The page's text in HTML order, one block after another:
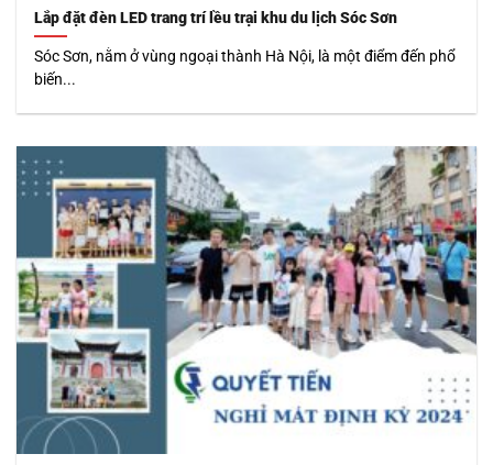
Lắp đặt đèn LED trang trí lều trại khu du lịch Sóc Sơn
Sóc Sơn, nằm ở vùng ngoại thành Hà Nội, là một điểm đến phổ
biến...